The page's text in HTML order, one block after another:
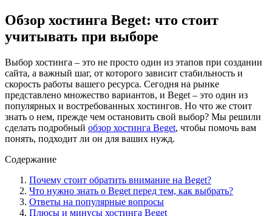
Обзор хостинга Beget: что стоит
учитывать при выборе
Выбор хостинга – это не просто один из этапов при создании
сайта, а важный шаг, от которого зависит стабильность и
скорость работы вашего ресурса. Сегодня на рынке
представлено множество вариантов, и Beget – это один из
популярных и востребованных хостингов. Но что же стоит
знать о нем, прежде чем остановить свой выбор? Мы решили
сделать подробный обзор хостинга Beget, чтобы помочь вам
понять, подходит ли он для ваших нужд.
Содержание
Почему стоит обратить внимание на Beget?
Что нужно знать о Beget перед тем, как выбрать?
Ответы на популярные вопросы
Плюсы и минусы хостинга Beget